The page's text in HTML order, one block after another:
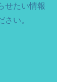
せたい情報
い。